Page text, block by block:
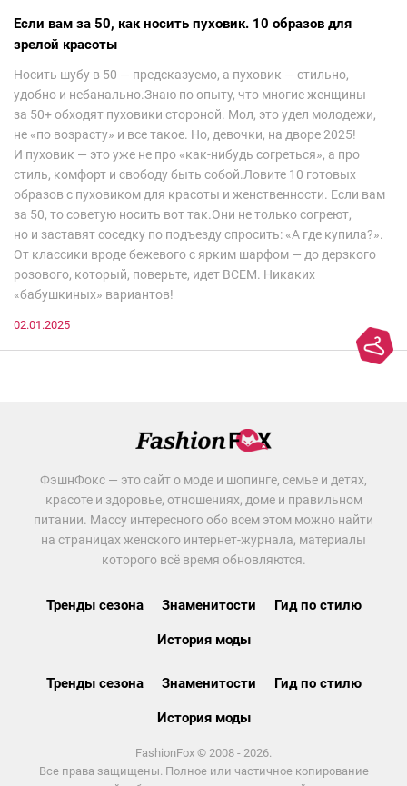
Если вам за 50, как носить пуховик. 10 образов для
зрелой красоты
Носить шубу в 50 — предсказуемо, а пуховик — стильно,
удобно и небанально.Знаю по опыту, что многие женщины
за 50+ обходят пуховики стороной. Мол, это удел молодежи,
не «по возрасту» и все такое. Но, девочки, на дворе 2025!
И пуховик — это уже не про «как-нибудь согреться», а про
стиль, комфорт и свободу быть собой.Ловите 10 готовых
образов с пуховиком для красоты и женственности. Если вам
за 50, то советую носить вот так.Они не только согреют,
но и заставят соседку по подъезду спросить: «А где купила?».
От классики вроде бежевого с ярким шарфом — до дерзкого
розового, который, поверьте, идет ВСЕМ. Никаких
«бабушкиных» вариантов!
02.01.2025
ФэшнФокс — это сайт о моде и шопинге, семье и детях,
красоте и здоровье, отношениях, доме и правильном
питании. Массу интересного обо всем этом можно найти
на страницах женского интернет-журнала, материалы
которого всё время обновляются.
Тренды сезона Знаменитости Гид по стилю
История моды
Тренды сезона Знаменитости Гид по стилю
История моды
FashionFox © 2008 - 2026.
Все права защищены. Полное или частичное копирование